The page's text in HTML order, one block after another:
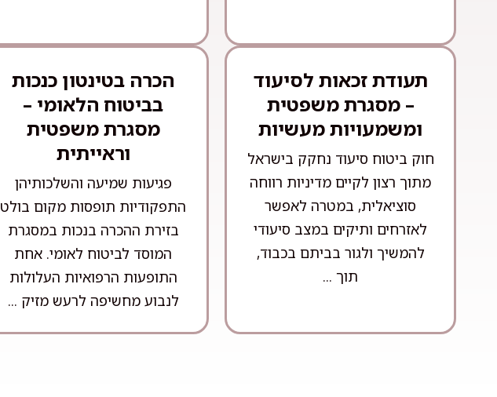
תעודת זכאות לסיעוד
– מסגרת משפטית
ומשמעויות מעשיות
חוק ביטוח סיעוד נחקק בישראל
מתוך רצון לקיים מדיניות רווחה
סוציאלית, במטרה לאפשר
לאזרחים ותיקים במצב סיעודי
להמשיך ולגור בביתם בכבוד,
תוך ...
הכרה בטינטון כנכות
בביטוח הלאומי –
מסגרת משפטית
וראייתית
פגיעות שמיעה והשלכותיהן
התפקודיות תופסות מקום בולט
בזירת ההכרה בנכות במסגרת
המוסד לביטוח לאומי. אחת
התופעות הרפואיות העלולות
לנבוע מחשיפה לרעש מזיק ...